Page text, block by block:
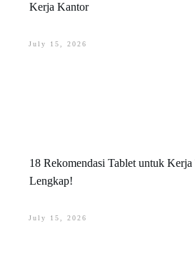
Kerja Kantor
July 15, 2026
18 Rekomendasi Tablet untuk
Lengkap!
July 15, 2026